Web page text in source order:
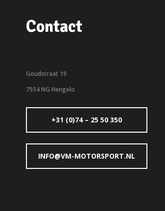
Contact
Goudstraat 19
7554 NG Hengelo
+31 (0)74 – 25 50 350
INFO@VM-MOTORSPORT.NL